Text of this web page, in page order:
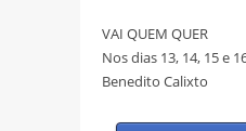
VAI QUEM QUER
Nos dias 13, 14, 15 e
Benedito Calixto